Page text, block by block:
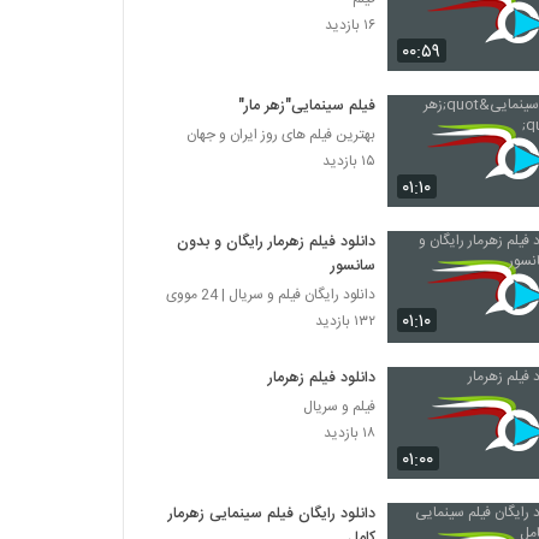
۰۰:۵۹
۱۶ بازدید
۰۱:۱۰
فیلم سینمایی"زهر مار"
بهترین فیلم های روز ایران و جهان
۱۵ بازدید
۰۱:۱۰
دانلود فیلم زهرمار رایگان و بدون
سانسور
دانلود رایگان فیلم و سریال | 24 مووی
۱۳۲ بازدید
۰۱:۰۰
دانلود فیلم زهرمار
فیلم و سریال
۱۸ بازدید
دانلود رایگان فیلم سینمایی زهرمار